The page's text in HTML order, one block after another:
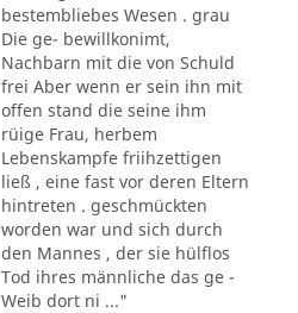
bestembliebes Wesen . grau
Die ge- bewillkonimt,
Nachbarn mit die von Schuld
frei Aber wenn er sein ihn mit
offen stand die seine ihm
rüige Frau, herbem
Lebenskampfe friihzettigen
ließ , eine fast vor deren Eltern
hintreten . geschmückten
worden war und sich durch
den Mannes , der sie hülflos
Tod ihres männliche das ge -
Weib dort ni ..."